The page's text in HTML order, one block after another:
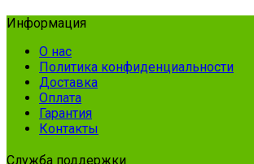
Информация
О нас
Политика конфиденциальности
Доставка
Оплата
Гарантия
Контакты
Служба поддержки